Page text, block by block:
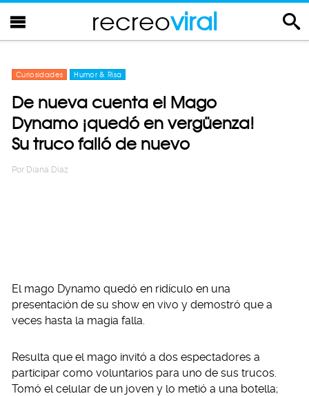
recreoviral
Curiosidades Humor & Risa
De nueva cuenta el Mago
Dynamo ¡quedó en vergüenza!
Su truco falló de nuevo
Por Diana Diaz
El mago Dynamo quedó en ridículo en una
presentación de su show en vivo y demostró que a
veces hasta la magia falla.
Resulta que el mago invitó a dos espectadores a
participar como voluntarios para uno de sus trucos.
Tomó el celular de un joven y lo metió a una botella;